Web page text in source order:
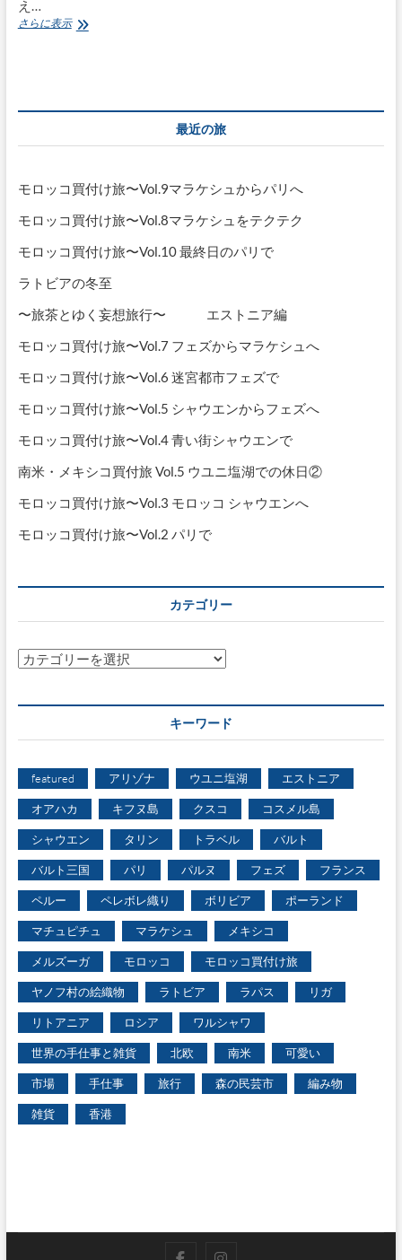
え…
さらに表示愛
最近の旅
モロッコ買付け旅〜Vol.9マラケシュからパリへ
モロッコ買付け旅〜Vol.8マラケシュをテクテク
モロッコ買付け旅〜Vol.10 最終日のパリで
ラトビアの冬至
〜旅茶とゆく妄想旅行〜 エストニア編
モロッコ買付け旅〜Vol.7 フェズからマラケシュへ
モロッコ買付け旅〜Vol.6 迷宮都市フェズで
モロッコ買付け旅〜Vol.5 シャウエンからフェズへ
モロッコ買付け旅〜Vol.4 青い街シャウエンで
南米・メキシコ買付旅 Vol.5 ウユニ塩湖での休日②
モロッコ買付け旅〜Vol.3 モロッコ シャウエンへ
モロッコ買付け旅〜Vol.2 パリで
カテゴリー
カ
ー
キーワード
featured アリゾナ ウユニ塩湖 エストニア
オアハカ キフヌ島 クスコ コスメル島
シャウエン タリン トラベル バルト
バルト三国 パリ パルヌ フェズ フランス
ペルー ペレボレ織り ボリビア ポーランド
マチュピチュ マラケシュ メキシコ
メルズーガ モロッコ モロッコ買付け旅
ヤノフ村の絵織物 ラトビア ラパス リガ
リトアニア ロシア ワルシャワ
世界の手仕事と雑貨 北欧 南米 可愛い
市場 手仕事 旅行 森の民芸市 編み物
雑貨 香港